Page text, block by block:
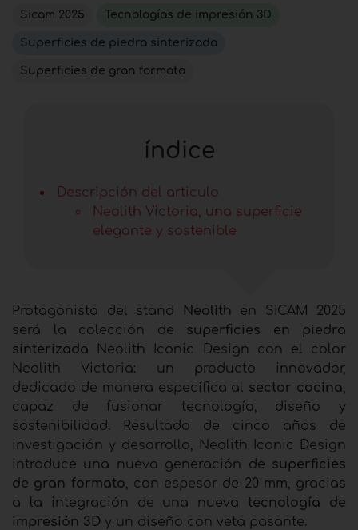
Sicam 2025 Tecnologías de impresión 3D
Superficies de piedra sinterizada
Superficies de gran formato
índice
Descripción del articulo
Neolith Victoria, una superficie
elegante y sostenible
Protagonista del stand Neolith en SICAM 2025
será la colección
de superficies en piedra
sinterizada Neolith Iconic Design con el color
Neolith Victoria: un producto innovador,
dedicado de manera específica al sector cocina,
capaz de fusionar tecnología, diseño y
sostenibilidad. Resultado de cinco años de
investigación y desarrollo, Neolith Iconic Design
introduce una nueva generación de superficies
de gran formato, con espesor de 20 mm, gracias
a la integración de una nuevatecnología de
impresión 3D y un diseño con veta pasante.